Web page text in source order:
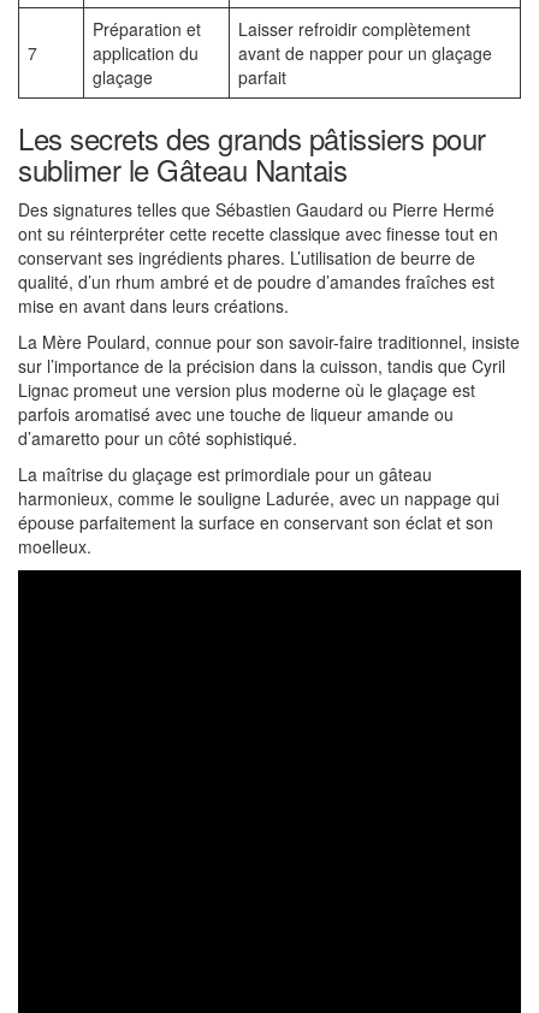
7
Préparation et
application du
glaçage
Laisser refroidir complètement
avant de napper pour un glaçage
parfait
Les secrets des grands pâtissiers pour
sublimer le Gâteau Nantais
Des signatures telles que Sébastien Gaudard ou Pierre Hermé
ont su réinterpréter cette recette classique avec finesse tout en
conservant ses ingrédients phares. L’utilisation de beurre de
qualité, d’un rhum ambré et de poudre d’amandes fraîches est
mise en avant dans leurs créations.
La Mère Poulard, connue pour son savoir-faire traditionnel, insiste
sur l’importance de la précision dans la cuisson, tandis que Cyril
Lignac promeut une version plus moderne où le glaçage est
parfois aromatisé avec une touche de liqueur amande ou
d’amaretto pour un côté sophistiqué.
La maîtrise du glaçage est primordiale pour un gâteau
harmonieux, comme le souligne Ladurée, avec un nappage qui
épouse parfaitement la surface en conservant son éclat et son
moelleux.